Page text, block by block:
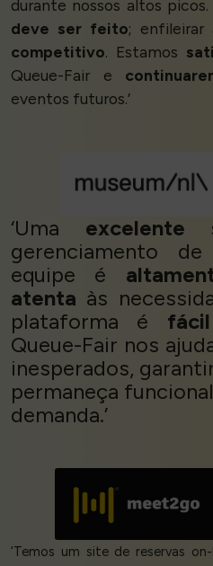
durante nossos altos
deve ser feito; enfileirar
competitivo. Estamos
Queue-Fair e
eventos futuros.’
‘Uma excelente
gerenciamento
equipe é
atenta às
plataforma é
Queue-Fair nos
inesperados,
permaneça
demanda.’
‘Temos um site de reservas